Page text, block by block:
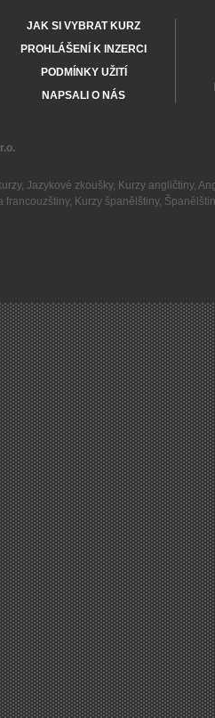
JAK SI VYBRAT KURZ
PROHLÁŠENÍ K INZERCI
PODMÍNKY UŽITÍ
NAPSALI O NÁS
, Jazykové zkoušky, Kurzy angličtiny,
francouzštiny, Kurzy španělštiny,